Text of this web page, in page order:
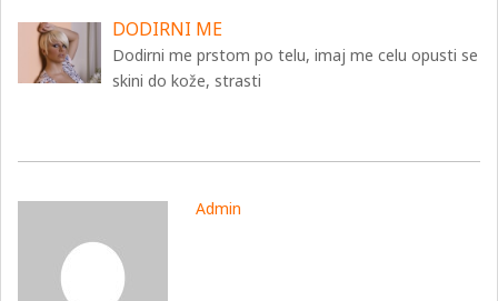
DODIRNI ME
Dodirni me prstom po telu, imaj me celu opusti se
skini do kože, strasti
Admin